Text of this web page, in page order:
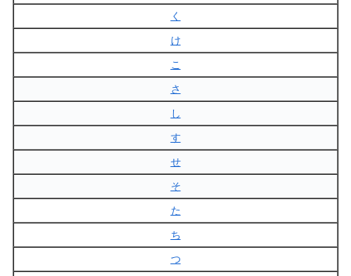
く
け
こ
さ
し
す
せ
そ
た
ち
つ